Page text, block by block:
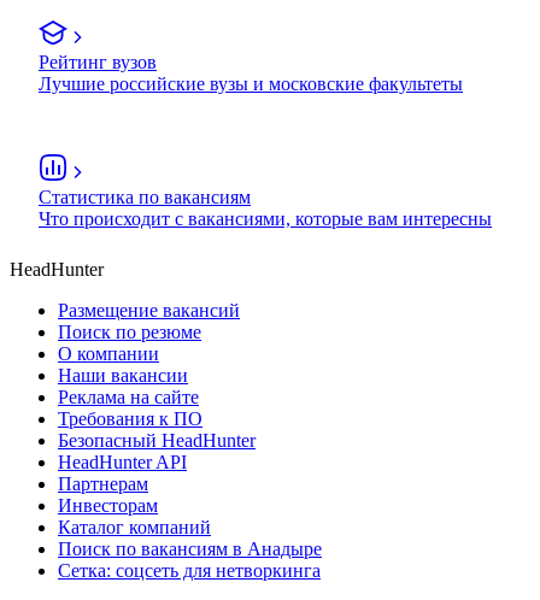
Рейтинг вузов
Лучшие российские вузы и московские факультеты
Статистика по вакансиям
Что происходит с вакансиями, которые вам интересны
HeadHunter
Размещение вакансий
Поиск по резюме
О компании
Наши вакансии
Реклама на сайте
Требования к ПО
Безопасный HeadHunter
HeadHunter API
Партнерам
Инвесторам
Каталог компаний
Поиск по вакансиям в Анадыре
Сетка: соцсеть для нетворкинга